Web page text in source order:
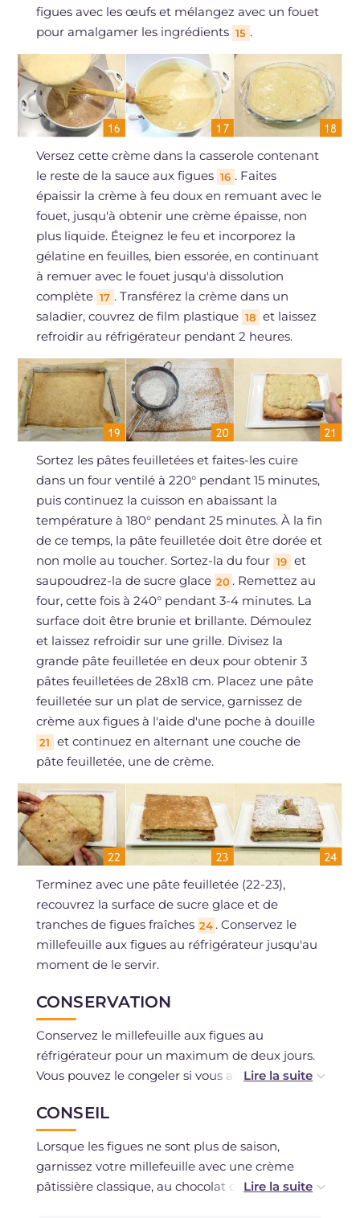
figues avec les œufs et mélangez avec un fouet
pour amalgamer les ingrédients 15 .
Versez cette crème dans la casserole contenant
le reste de la sauce aux figues 16 . Faites
épaissir la crème à feu doux en remuant avec le
fouet, jusqu'à obtenir une crème épaisse, non
plus liquide. Éteignez le feu et incorporez la
gélatine en feuilles, bien essorée, en continuant
à remuer avec le fouet jusqu'à dissolution
complète 17 . Transférez la crème dans un
saladier, couvrez de film plastique 18 et laissez
refroidir au réfrigérateur pendant 2 heures.
Sortez les pâtes feuilletées et faites-les cuire
dans un four ventilé à 220° pendant 15 minutes,
puis continuez la cuisson en abaissant la
température à 180° pendant 25 minutes. À la fin
de ce temps, la pâte feuilletée doit être dorée et
non molle au toucher. Sortez-la du four 19 et
saupoudrez-la de sucre glace 20 . Remettez au
four, cette fois à 240° pendant 3-4 minutes. La
surface doit être brunie et brillante. Démoulez
et laissez refroidir sur une grille. Divisez la
grande pâte feuilletée en deux pour obtenir 3
pâtes feuilletées de 28x18 cm. Placez une pâte
feuilletée sur un plat de service, garnissez de
crème aux figues à l'aide d'une poche à douille
21
et continuez en alternant une couche de
pâte feuilletée, une de crème.
Terminez avec une pâte feuilletée (22-23),
recouvrez la surface de sucre glace et de
tranches de figues fraîches 24 . Conservez le
millefeuille aux figues au réfrigérateur jusqu'au
moment de le servir.
CONSERVATION
Conservez le millefeuille aux figues au
réfrigérateur pour un maximum de deux jours.
Vous pouvez le congeler si vous avez utilisé des
CONSEIL
Lorsque les figues ne sont plus de saison,
garnissez votre millefeuille avec une crème
pâtissière classique, au chocolat ou avec une